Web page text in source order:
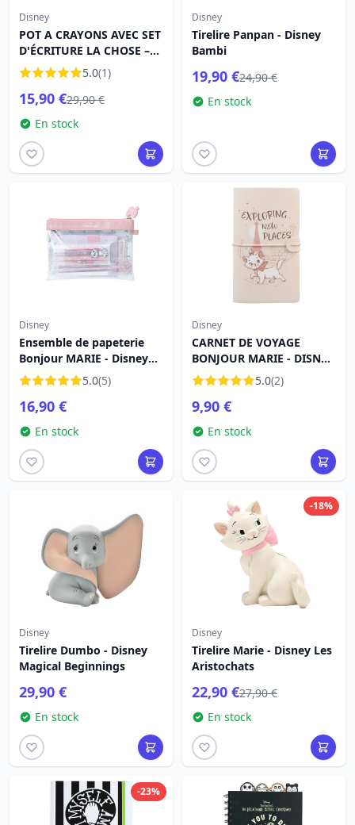
Disney
POT A CRAYONS AVEC SET
D'ÉCRITURE LA CHOSE –
MERCREDI 5.0(1)
15,90 €29,90 €
En stock
Disney
Tirelire Panpan - Disney
Bambi
19,90 €24,90 €
En stock
Disney
Ensemble de papeterie
Bonjour MARIE - Disney
LES ARISTOCHATS
5.0(5)
16,90 €
En stock
Disney
CARNET DE VOYAGE
BONJOUR MARIE - DISNEY
LES ARISTOCHATS
5.0(2)
9,90 €
En stock
Disney
Tirelire Dumbo - Disney
Magical Beginnings
29,90 €
En stock
-18%
Disney
Tirelire Marie - Disney Les
Aristochats
22,90 €27,90 €
En stock
-23%